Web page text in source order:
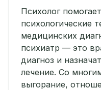
Психолог
психологические
медицинских
психиатр — это
диагноз и
лечение. Со
выгорание,